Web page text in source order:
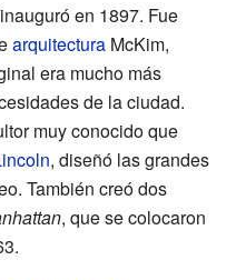
en 1897. Fue
arquitectura McKim,
era mucho más
de la ciudad.
muy conocido que
, diseñó las grandes
También creó dos
, que se colocaron